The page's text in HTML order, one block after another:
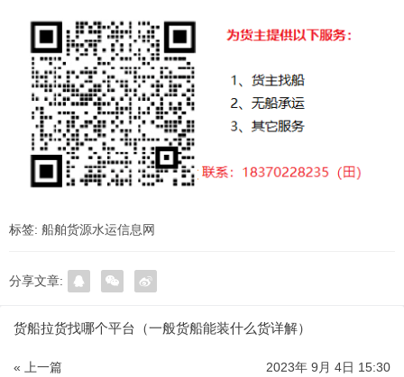
标签: 船舶货源水运信息网
分享文章:
货船拉货找哪个平台（一般货船能装什么货详解）
« 上一篇 2023年 9月 4日 15:30